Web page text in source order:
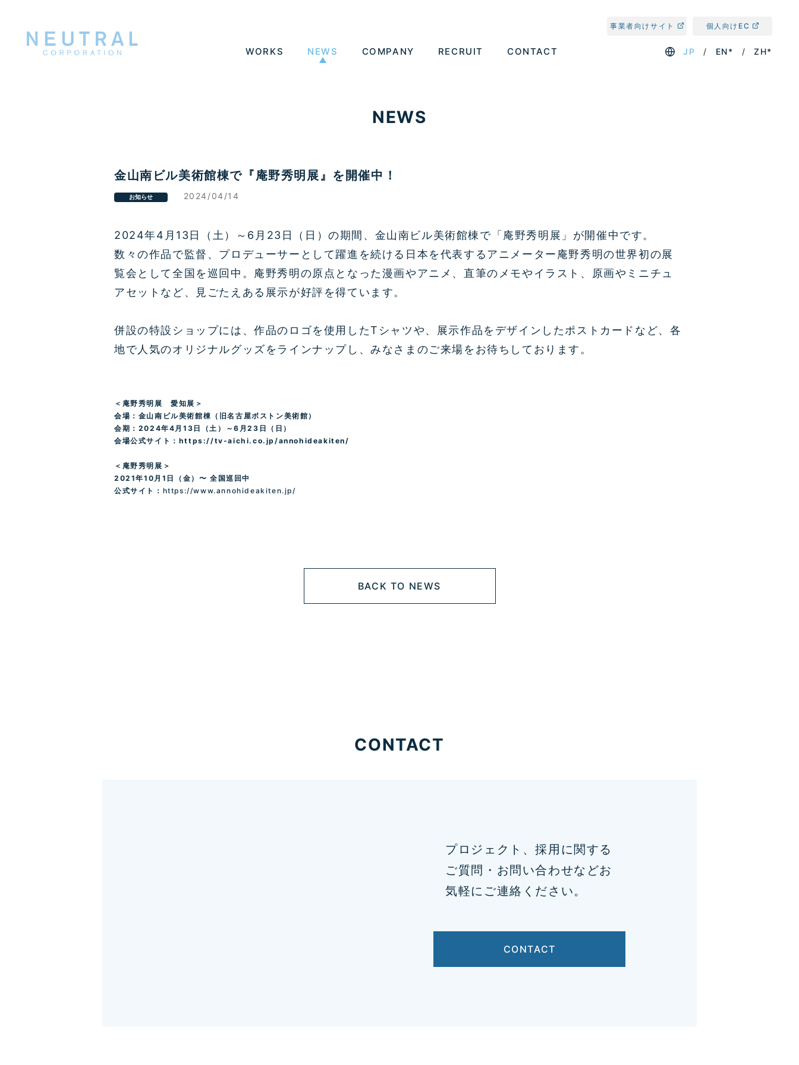
WORKS NEWS COMPANY RECRUIT CONTACT
事業者向けサイト 個人向けEC
JP EN* ZH*
NEWS
金山南ビル美術館棟で『庵野秀明展』を開催中！
お知らせ 2024/04/14
2024年4 月 13日（土）～ 6 月 23 日（日）の期間、金山南ビル美術館棟で「庵野秀明展」が開催中です。
数々の作品で監督、プロデューサーとして躍進を続ける日本を代表するアニメーター庵野秀明の世界初の展
覧会として全国を巡回中。庵野秀明の原点となった漫画やアニメ、直筆のメモやイラスト、原画やミニチュ
アセットなど、見ごたえある展示が好評を得ています。
併設の特設ショップには、作品のロゴを使用したTシャツや、展示作品をデザインしたポストカードなど、各
地で人気のオリジナルグッズをラインナップし、みなさまのご来場をお待ちしております。
＜庵野秀明展 愛知展＞
会場：金山南ビル美術館棟（旧名古屋ボストン美術館）
会期： 2024年4月13 日（土）～6 月23 日（日）
会場公式サイト： https://tv-aichi.co.jp/annohideakiten/
＜庵野秀明展＞
2021年10月 1 日（金）〜 全国巡回中
公式サイト： https://www.annohideakiten.jp/
BACK TO NEWS
CONTACT
プロジェクト、採用に関する
ご質問・お問い合わせなどお
気軽にご連絡ください。
CONTACT